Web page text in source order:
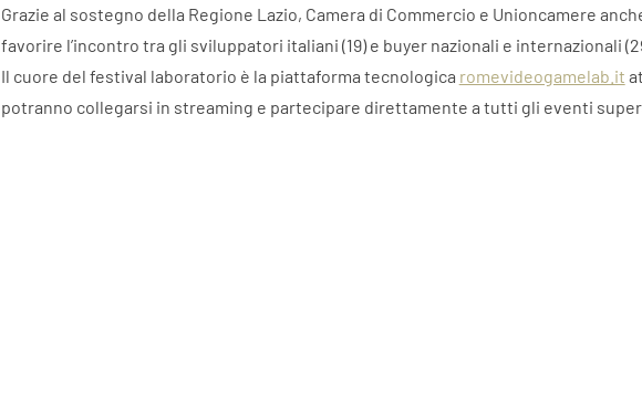
Grazie al sostegno della Regione Lazio, Camera di Commercio e Unioncamere
favorire l’incontro tra gli sviluppatori italiani (19) e buyer nazionali e internazionali
Il cuore del festival laboratorio è la piattaforma tecnologica romevideogamelab.it
potranno collegarsi in streaming e partecipare direttamente a tutti gli eventi